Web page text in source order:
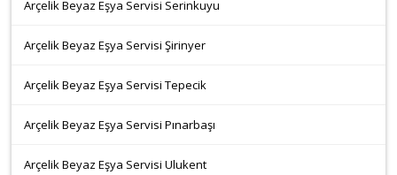
Arçelik Beyaz Eşya Servisi Serinkuyu
Arçelik Beyaz Eşya Servisi Şirinyer
Arçelik Beyaz Eşya Servisi Tepecik
Arçelik Beyaz Eşya Servisi Pınarbaşı
Arçelik Beyaz Eşya Servisi Ulukent